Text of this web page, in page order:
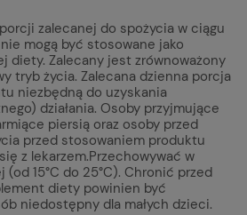
zalecanej do spożycia w ciągu
mogą być stosowane jako
diety. Zalecany jest zrównoważony
tryb życia. Zalecana dzienna porcja
niezbędną do uzyskania
działania. Osoby przyjmujące
piersią oraz osoby przed
przed stosowaniem produktu
z lekarzem.Przechowywać w
15°C do 25°C). Chronić przed
diety powinien być
niedostępny dla małych dzieci.